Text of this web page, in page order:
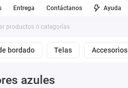
Entrega Contáctanos Ayuda
bordado Telas Accesorios
azules